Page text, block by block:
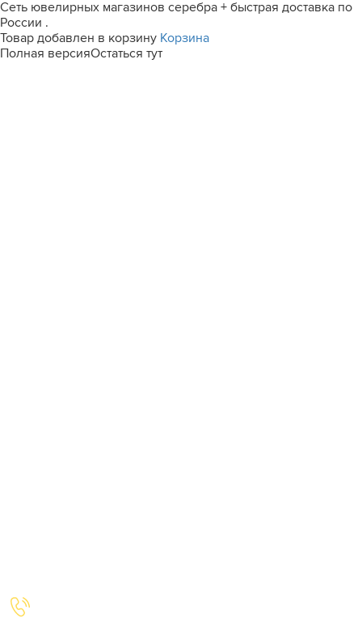
Сеть ювелирных магазинов серебра + быстрая доставка по
России .
Товар добавлен в корзину Корзина
Полная версияОстаться тут